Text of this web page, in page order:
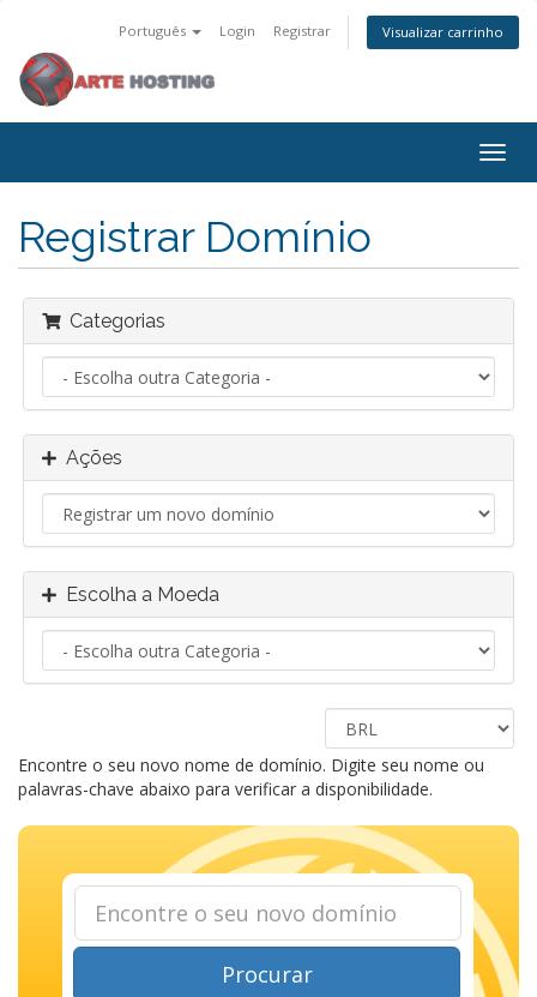
Português Login Registrar Visualizar carrinho
Registrar Domínio
Categorias
Ações
Escolha a Moeda
Encontre o seu novo nome de domínio. Digite seu nome ou
palavras-chave abaixo para verificar a disponibilidade.
Procurar